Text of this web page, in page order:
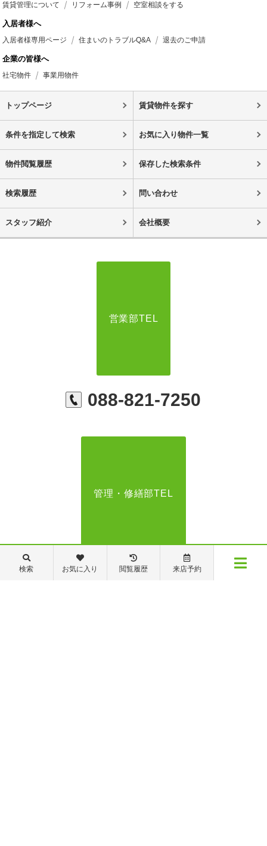
賃貸管理について リフォーム事例 空室相談をする
入居者様へ
入居者様専用ページ 住まいのトラブルQ&A 退去のご申請
企業の皆様へ
社宅物件 事業用物件
トップページ 賃貸物件を探す
条件を指定して検索 お気に入り物件一覧
物件閲覧履歴 保存した検索条件
検索履歴 問い合わせ
スタッフ紹介 会社概要
営業部TEL
088-821-7250
管理・修繕部TEL
088-821-7272
検索 お気に入り 閲覧履歴 来店予約